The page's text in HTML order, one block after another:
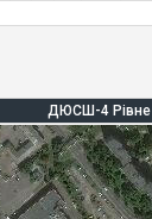
ДЮСШ-4 Рівне